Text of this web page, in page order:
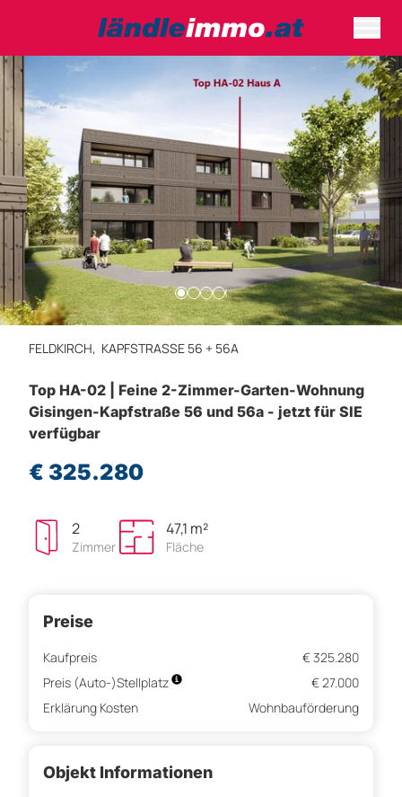
FELDKIRCH, KAPFSTRASSE 56 + 56A
Top HA-02 | Feine 2-Zimmer-Garten-Wohnung
Gisingen-Kapfstraße 56 und 56a - jetzt für SIE
verfügbar
€ 325.280
2
Zimmer
47,1 m²
Fläche
Preise
Kaufpreis
€ 325.280
Preis (Auto-)Stellplatz
€ 27.000
Erklärung Kosten
Wohnbauförderung
Objekt Informationen